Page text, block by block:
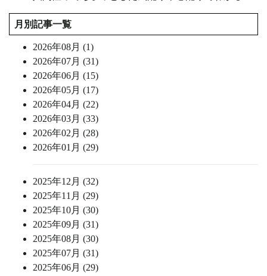
月別記事一覧
2026年08月 (1)
2026年07月 (31)
2026年06月 (15)
2026年05月 (17)
2026年04月 (22)
2026年03月 (33)
2026年02月 (28)
2026年01月 (29)
2025年12月 (32)
2025年11月 (29)
2025年10月 (30)
2025年09月 (31)
2025年08月 (30)
2025年07月 (31)
2025年06月 (29)